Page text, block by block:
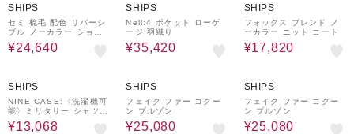
SHIPS
セミ 梳毛 配色 リバーシ
ブル ノーカラー ショー
ト コート
¥24,640
SHIPS
Nell:4 ポケット ローゲ
ージ 羽織り
¥35,420
SHIPS
フォックス ブレンド ノ
ーカラー ニット コート
¥17,820
SHIPS
NINE CASE:〈洗濯機可
能〉ミリタリー シャツ
ジャケット
¥13,068
SHIPS
フェイク ファー コクー
ン ブルゾン
¥25,080
SHIPS
フェイク ファー コクー
ン ブルゾン
¥25,080